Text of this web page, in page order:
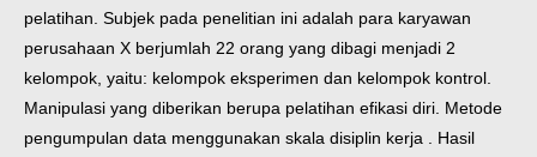
pelatihan. Subjek pada penelitian ini adalah para karyawan
perusahaan X berjumlah 22 orang yang dibagi menjadi 2
kelompok, yaitu: kelompok eksperimen dan kelompok kontrol.
Manipulasi yang diberikan berupa pelatihan efikasi diri. Metode
pengumpulan data menggunakan skala disiplin kerja . Hasil